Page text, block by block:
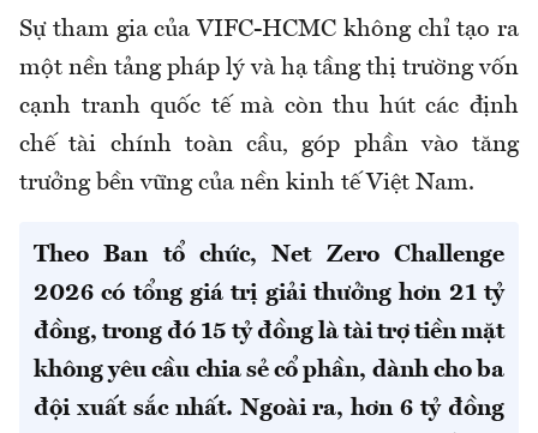
Sự tham gia của VIFC-HCMC không chỉ tạo ra
một nền tảng pháp lý và hạ tầng thị trường vốn
cạnh tranh quốc tế mà còn thu hút các định
chế tài chính toàn cầu, góp phần vào tăng
trưởng bền vững của nền kinh tế Việt Nam.
Theo Ban tổ chức, Net Zero Challenge
2026 có tổng giá trị giải thưởng hơn 21 tỷ
đồng, trong đó 15 tỷ đồng là tài trợ tiền mặt
không yêu cầu chia sẻ cổ phần, dành cho ba
đội xuất sắc nhất. Ngoài ra, hơn 6 tỷ đồng